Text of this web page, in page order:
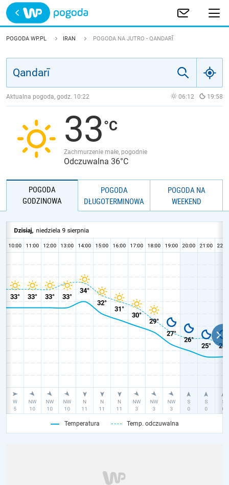
Trwa ładowanie
POLSKA
JAKOŚĆ POWIETRZA
POGODA WP.PL IRAN POGODA NA JUTRO - QANDARĪ
Aktualna pogoda, godz. 10:22 06:12 19:58
33
Zachmurzenie małe, pogodnie
Odczuwalna 36°C
POGODA
GODZINOWA
POGODA
DŁUGOTERMINOWA
POGODA NA
WEEKEND
Temperatura Temp. odczuwalna